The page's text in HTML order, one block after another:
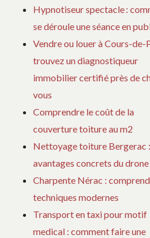
Hypnotiseur spectacle :
se déroule une séance en
Vendre ou louer à Cours-de-
trouvez un diagnostiqueur
immobilier certifié près de
vous
Comprendre le coût de la
couverture toiture au m2
Nettoyage toiture Bergerac
avantages concrets du drone
Charpente Nérac :
techniques modernes
Transport en taxi pour motif
medical : comment faire une